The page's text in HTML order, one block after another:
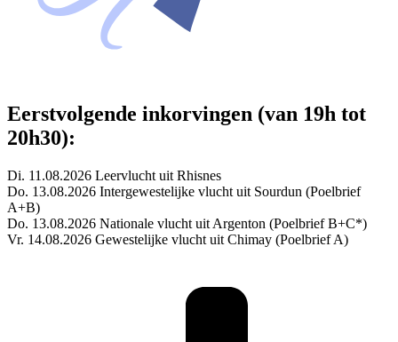
Eerstvolgende inkorvingen (van 19h tot
20h30):
Di. 11.08.2026 Leervlucht uit Rhisnes
Do. 13.08.2026 Intergewestelijke vlucht uit Sourdun (Poelbrief
A+B)
Do. 13.08.2026 Nationale vlucht uit Argenton (Poelbrief B+C*)
Vr. 14.08.2026 Gewestelijke vlucht uit Chimay (Poelbrief A)